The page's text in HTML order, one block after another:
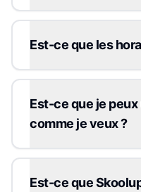
Est-ce que les
Est-ce que je
comme je veux ?
Est-ce que